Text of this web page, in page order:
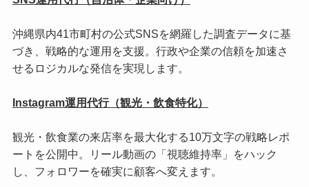
沖縄県内41市町村の公式SNSを網羅した調査データに基
づき、戦略的な運用を支援。行政や企業の信頼を加速さ
せるロジカルな発信を実現します。
Instagram運用代行（観光・飲食特化）
観光・飲食業の来店率を最大化する10万文字の戦略レポ
ートを公開中。リール動画の「視聴維持率」をハック
し、フォロワーを確実に顧客へ変えます。